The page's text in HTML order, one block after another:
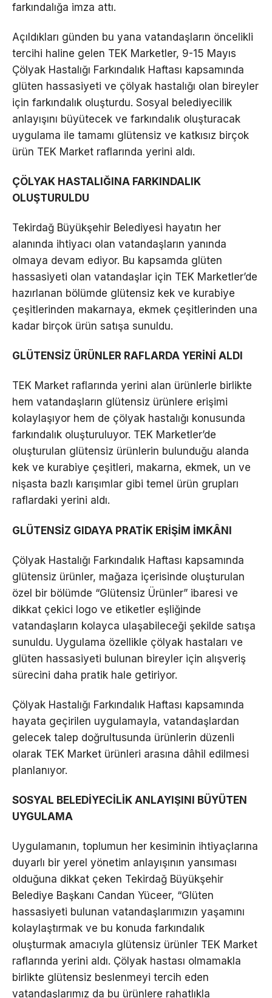
farkındalığa imza attı.
Açıldıkları günden bu yana vatandaşların öncelikli
tercihi haline gelen TEK Marketler, 9-15 Mayıs
Çölyak Hastalığı Farkındalık Haftası kapsamında
glüten hassasiyeti ve çölyak hastalığı olan bireyler
için farkındalık oluşturdu. Sosyal belediyecilik
anlayışını büyütecek ve farkındalık oluşturacak
uygulama ile tamamı glütensiz ve katkısız birçok
ürün TEK Market raflarında yerini aldı.
ÇÖLYAK HASTALIĞINA FARKINDALIK
OLUŞTURULDU
Tekirdağ Büyükşehir Belediyesi hayatın her
alanında ihtiyacı olan vatandaşların yanında
olmaya devam ediyor. Bu kapsamda glüten
hassasiyeti olan vatandaşlar için TEK Marketler’de
hazırlanan bölümde glütensiz kek ve kurabiye
çeşitlerinden makarnaya, ekmek çeşitlerinden una
kadar birçok ürün satışa sunuldu.
GLÜTENSİZ ÜRÜNLER RAFLARDA YERİNİ ALDI
TEK Market raflarında yerini alan ürünlerle birlikte
hem vatandaşların glütensiz ürünlere erişimi
kolaylaşıyor hem de çölyak hastalığı konusunda
farkındalık oluşturuluyor. TEK Marketler’de
oluşturulan glütensiz ürünlerin bulunduğu alanda
kek ve kurabiye çeşitleri, makarna, ekmek, un ve
nişasta bazlı karışımlar gibi temel ürün grupları
raflardaki yerini aldı.
GLÜTENSİZ GIDAYA PRATİK ERİŞİM İMKÂNI
Çölyak Hastalığı Farkındalık Haftası kapsamında
glütensiz ürünler, mağaza içerisinde oluşturulan
özel bir bölümde “Glütensiz Ürünler” ibaresi ve
dikkat çekici logo ve etiketler eşliğinde
vatandaşların kolayca ulaşabileceği şekilde satışa
sunuldu. Uygulama özellikle çölyak hastaları ve
glüten hassasiyeti bulunan bireyler için alışveriş
sürecini daha pratik hale getiriyor.
Çölyak Hastalığı Farkındalık Haftası kapsamında
hayata geçirilen uygulamayla, vatandaşlardan
gelecek talep doğrultusunda ürünlerin düzenli
olarak TEK Market ürünleri arasına dâhil edilmesi
planlanıyor.
SOSYAL BELEDİYECİLİK ANLAYIŞINI BÜYÜTEN
UYGULAMA
Uygulamanın, toplumun her kesiminin ihtiyaçlarına
duyarlı bir yerel yönetim anlayışının yansıması
olduğuna dikkat çeken Tekirdağ Büyükşehir
Belediye Başkanı Candan Yüceer, “Glüten
hassasiyeti bulunan vatandaşlarımızın yaşamını
kolaylaştırmak ve bu konuda farkındalık
oluşturmak amacıyla glütensiz ürünler TEK Market
raflarında yerini aldı. Çölyak hastası olmamakla
birlikte glütensiz beslenmeyi tercih eden
vatandaşlarımız da bu ürünlere rahatlıkla